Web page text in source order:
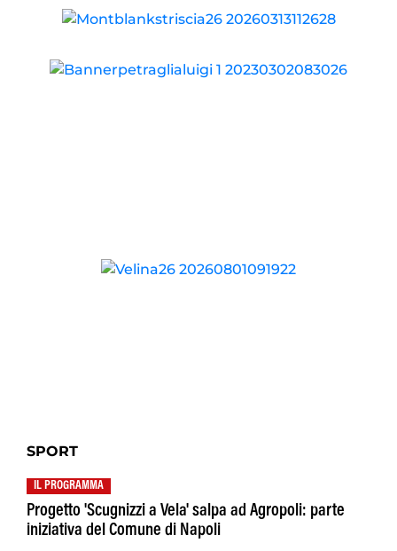
SPORT
IL PROGRAMMA
Progetto 'Scugnizzi a Vela' salpa ad Agropoli: parte
iniziativa del Comune di Napoli